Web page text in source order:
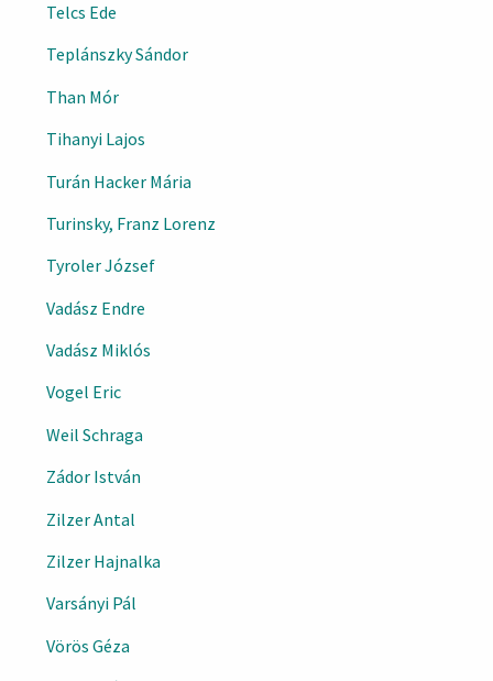
Telcs Ede
Teplánszky Sándor
Than Mór
Tihanyi Lajos
Turán Hacker Mária
Turinsky, Franz Lorenz
Tyroler József
Vadász Endre
Vadász Miklós
Vogel Eric
Weil Schraga
Zádor István
Zilzer Antal
Zilzer Hajnalka
Varsányi Pál
Vörös Géza